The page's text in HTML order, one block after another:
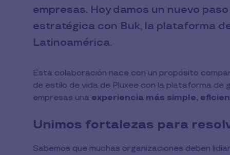
empresas. Hoy damos un nuevo
estratégica con Buk, la plataforma
Latinoamérica.
Esta colaboración nace con un propósito
de estilo de vida de Pluxee con la plataforma
empresas una experiencia más simple,
Unimos fortalezas para
Sabemos que muchas organizaciones deben